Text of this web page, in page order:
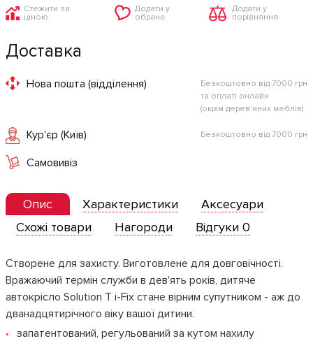
Стежити за
ціною
Додати у
обране
Додати у
порівняння
Доставка
Нова пошта (відділення)
Безкоштовно від 7000 грн
та оплаті онлайн
(окрім дерев'яних меблів)
Кур'єр (Київ) Безкоштовно від 7000 грн
Самовивіз
Опис Характеристики
Аксесуари
Схожі товари
Нагороди Відгуки 0
Створене для захисту. Виготовлене для довговічності.
Вражаючий термін служби в дев'ять років, дитяче
автокрісло Solution T i-Fix стане вірним супутником - аж до
дванадцятирічного віку вашої дитини.
запатентований, регульований за кутом нахилу